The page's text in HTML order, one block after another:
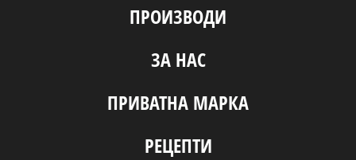
ПРОИЗВОДИ
ЗА НАС
ПРИВАТНА МАРКА
РЕЦЕПТИ